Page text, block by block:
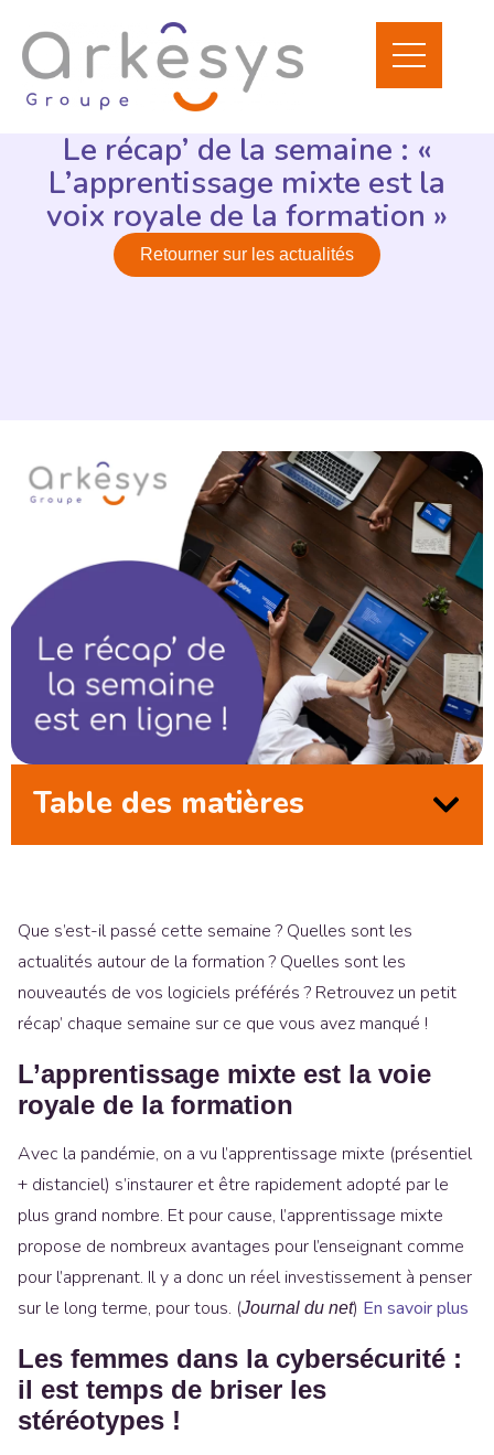
Le récap’ de la semaine : «
L’apprentissage mixte est la
voix royale de la formation »
Retourner sur les actualités
Table des matières
Que s’est-il passé cette semaine ? Quelles sont les
actualités autour de la formation ? Quelles sont les
nouveautés de vos logiciels préférés ? Retrouvez un petit
récap’ chaque semaine sur ce que vous avez manqué !
L’apprentissage mixte est la voie
royale de la formation
Avec la pandémie, on a vu l’apprentissage mixte (présentiel
+ distanciel) s’instaurer et être rapidement adopté par le
plus grand nombre. Et pour cause, l’apprentissage mixte
propose de nombreux avantages pour l’enseignant comme
pour l’apprenant. Il y a donc un réel investissement à penser
sur le long terme, pour tous. (Journal du net) En savoir plus
Les femmes dans la cybersécurité :
il est temps de briser les
stéréotypes !